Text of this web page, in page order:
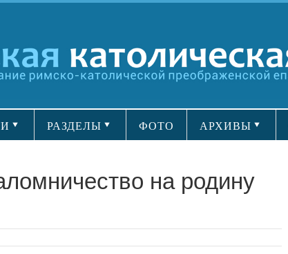
РАЗДЕЛЫ ФОТО АРХИВЫ
на родину